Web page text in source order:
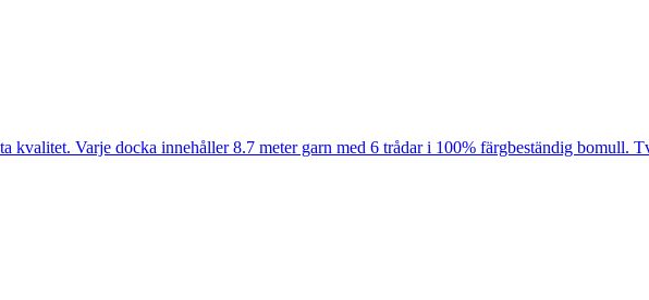
kvalitet. Varje docka innehåller 8.7 meter garn med 6 trådar i 100% färgbeständig bomull.